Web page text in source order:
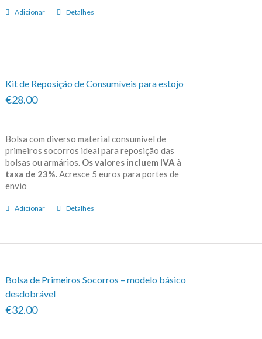
Adicionar Detalhes
Kit de Reposição de Consumíveis para estojo
€28.00
Bolsa com diverso material consumível de
primeiros socorros ideal para reposição das
bolsas ou armários. Os valores incluem IVA à
taxa de 23%. Acresce 5 euros para portes de
envio
Adicionar Detalhes
Bolsa de Primeiros Socorros – modelo básico
desdobrável
€32.00